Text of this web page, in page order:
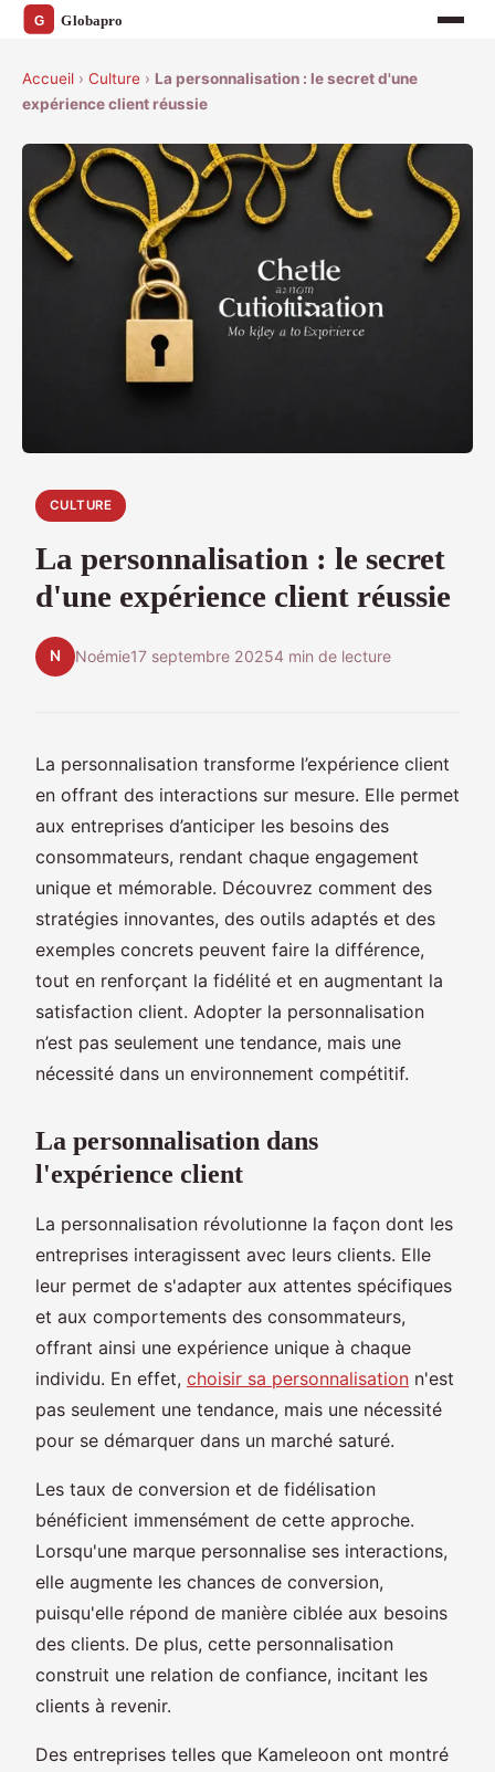
Accueil › Culture › La personnalisation : le secret d'une
expérience client réussie
CULTURE
La personnalisation : le secret
d'une expérience client réussie
N Noémie17 septembre 20254 min de lecture
La personnalisation transforme l’expérience client
en offrant des interactions sur mesure. Elle permet
aux entreprises d’anticiper les besoins des
consommateurs, rendant chaque engagement
unique et mémorable. Découvrez comment des
stratégies innovantes, des outils adaptés et des
exemples concrets peuvent faire la différence,
tout en renforçant la fidélité et en augmentant la
satisfaction client. Adopter la personnalisation
n’est pas seulement une tendance, mais une
nécessité dans un environnement compétitif.
La personnalisation dans
l'expérience client
La personnalisation révolutionne la façon dont les
entreprises interagissent avec leurs clients. Elle
leur permet de s'adapter aux attentes spécifiques
et aux comportements des consommateurs,
offrant ainsi une expérience unique à chaque
individu. En effet, choisir sa personnalisation n'est
pas seulement une tendance, mais une nécessité
pour se démarquer dans un marché saturé.
Les taux de conversion et de fidélisation
bénéficient immensément de cette approche.
Lorsqu'une marque personnalise ses interactions,
elle augmente les chances de conversion,
puisqu'elle répond de manière ciblée aux besoins
des clients. De plus, cette personnalisation
construit une relation de confiance, incitant les
clients à revenir.
Des entreprises telles que Kameleoon ont montré